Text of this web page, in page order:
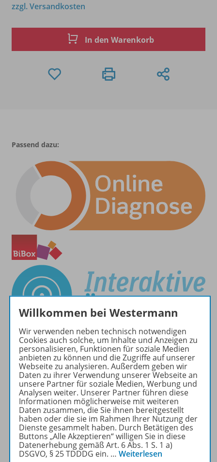
zzgl. Versandkosten
In den Warenkorb
Passend dazu:
Produktinformationen
Beschreibung
Willkommen bei Westermann
Wir verwenden neben technisch notwendigen
Cookies auch solche, um Inhalte und Anzeigen zu
personalisieren, Funktionen für soziale Medien
anbieten zu können und die Zugriffe auf unserer
Webseite zu analysieren. Außerdem geben wir
Daten zu ihrer Verwendung unserer Webseite an
unsere Partner für soziale Medien, Werbung und
Analysen weiter. Unserer Partner führen diese
Informationen möglicherweise mit weiteren
Daten zusammen, die Sie ihnen bereitgestellt
haben oder die sie im Rahmen Ihrer Nutzung der
Dienste gesammelt haben. Durch Betätigen des
Buttons „Alle Akzeptieren“ willigen Sie in diese
Datenerhebung gemäß Art. 6 Abs. 1 S. 1 a)
DSGVO, § 25 TDDDG ein. … Weiterlesen